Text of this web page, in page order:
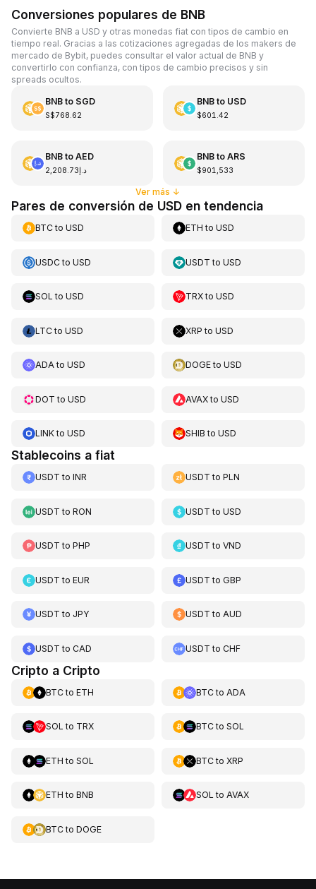
Conversiones populares de BNB
Convierte BNB a USD y otras monedas fiat con tipos de cambio en
tiempo real. Gracias a las cotizaciones agregadas de los makers de
mercado de Bybit, puedes consultar el valor actual de BNB y
convertirlo con confianza, con tipos de cambio precisos y sin
spreads ocultos.
BNBto SGD
S$768.62
BNBto USD
$601.42
BNBto AED
د.إ2,208.73
BNBto ARS
$901,533
Ver más ↓
Pares de conversión de USD en tendencia
BTCto USD ETH toUSD
USDCto USD USDT toUSD
SOL to USD TRXtoUSD
LTCto USD XRP toUSD
ADAto USD DOGEtoUSD
DOT to USD AVAXtoUSD
LINKto USD SHIB toUSD
Stablecoins a fiat
USDT to INR USDT toPLN
USDT to RON USDT toUSD
USDT to PHP USDT toVND
USDT to EUR USDT toGBP
USDT to JPY USDT toAUD
USDT to CAD USDT toCHF
Cripto a Cripto
BTCto ETH BTCto ADA
SOL to TRX BTCto SOL
ETH to SOL BTCto XRP
ETH to BNB SOL to AVAX
BTCto DOGE